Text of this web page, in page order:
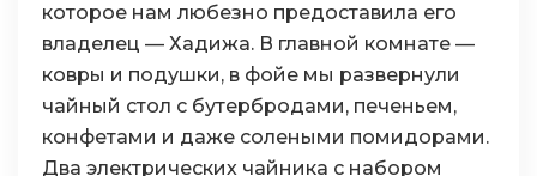
которое нам любезно предоставила его
владелец — Хадижа. В главной комнате —
ковры и подушки, в фойе мы развернули
чайный стол с бутербродами, печеньем,
конфетами и даже солеными помидорами.
Два электрических чайника с набором